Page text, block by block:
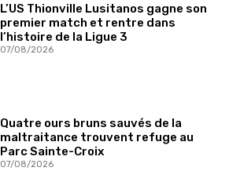
L’US Thionville Lusitanos gagne son
premier match et rentre dans
l’histoire de la Ligue 3
07/08/2026
Quatre ours bruns sauvés de la
maltraitance trouvent refuge au
Parc Sainte-Croix
07/08/2026